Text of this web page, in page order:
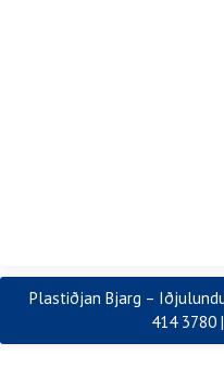
Plastiðjan Bjarg –
414 3780 |